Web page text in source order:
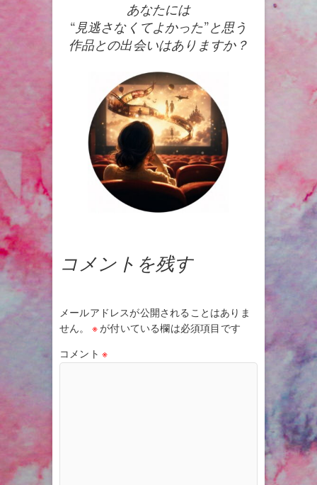
あなたには
“見逃さなくてよかった”と思う
作品との出会いはありますか？
コメントを残す
メールアドレスが公開されることはありま
せん。
※が付いている欄は必須項目です
コメント ※